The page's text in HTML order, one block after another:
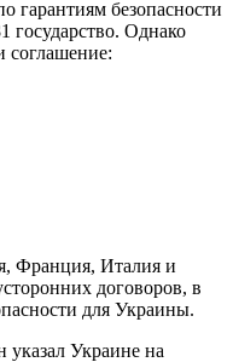
гарантиям безопасности
государство. Однако
соглашение:
Франция, Италия и
договоров, в
для Украины.
указал Украине на